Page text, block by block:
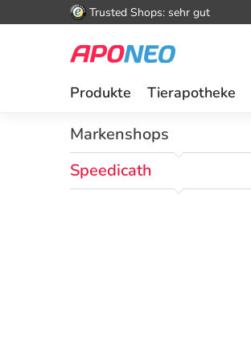
Trusted Shops: sehr gut
Produkte Tierapotheke
Markenshops
Speedicath